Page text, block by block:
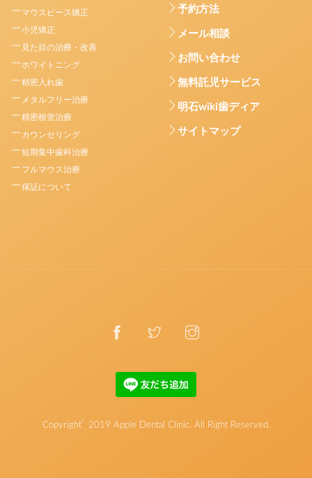
マウスピース矯正
小児矯正
見た目の治療・改善
ホワイトニング
精密入れ歯
メタルフリー治療
精密根管治療
カウンセリング
短期集中歯科治療
フルマウス治療
保証について
予約方法
メール相談
お問い合わせ
無料託児サービス
明石wiki歯ディア
サイトマップ
Copyright
©
2019 Apple Dental Clinic. All Right Reserved.